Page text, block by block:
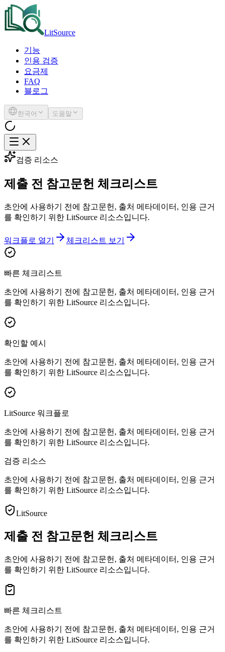
LitSource
기능
인용 검증
요금제
FAQ
블로그
한국어 도움말
검증 리소스
제출 전 참고문헌 체크리스트
초안에 사용하기 전에 참고문헌, 출처 메타데이터, 인용 근거
를 확인하기 위한 LitSource 리소스입니다.
워크플로 열기 체크리스트 보기
빠른 체크리스트
초안에 사용하기 전에 참고문헌, 출처 메타데이터, 인용 근거
를 확인하기 위한 LitSource 리소스입니다.
확인할 예시
초안에 사용하기 전에 참고문헌, 출처 메타데이터, 인용 근거
를 확인하기 위한 LitSource 리소스입니다.
LitSource 워크플로
초안에 사용하기 전에 참고문헌, 출처 메타데이터, 인용 근거
를 확인하기 위한 LitSource 리소스입니다.
검증 리소스
초안에 사용하기 전에 참고문헌, 출처 메타데이터, 인용 근거
를 확인하기 위한 LitSource 리소스입니다.
LitSource
제출 전 참고문헌 체크리스트
초안에 사용하기 전에 참고문헌, 출처 메타데이터, 인용 근거
를 확인하기 위한 LitSource 리소스입니다.
빠른 체크리스트
초안에 사용하기 전에 참고문헌, 출처 메타데이터, 인용 근거
를 확인하기 위한 LitSource 리소스입니다.